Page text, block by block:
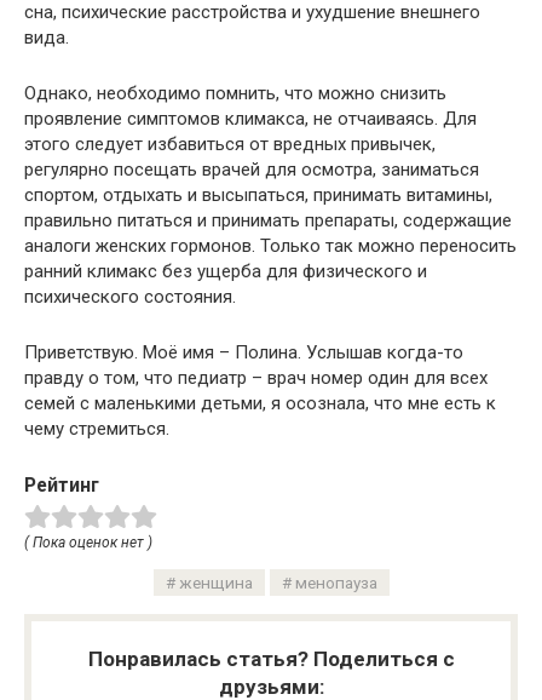
сна, психические расстройства и ухудшение внешнего
вида.
Однако, необходимо помнить, что можно снизить
проявление симптомов климакса, не отчаиваясь. Для
этого следует избавиться от вредных привычек,
регулярно посещать врачей для осмотра, заниматься
спортом, отдыхать и высыпаться, принимать витамины,
правильно питаться и принимать препараты, содержащие
аналоги женских гормонов. Только так можно переносить
ранний климакс без ущерба для физического и
психического состояния.
Приветствую. Моё имя – Полина. Услышав когда-то
правду о том, что педиатр – врач номер один для всех
семей с маленькими детьми, я осознала, что мне есть к
чему стремиться.
Рейтинг
( Пока оценок нет )
женщина менопауза
Понравилась статья? Поделиться с
друзьями: